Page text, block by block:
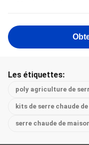
Les étiquettes:
poly agriculture de
kits de serre chaude
serre chaude de